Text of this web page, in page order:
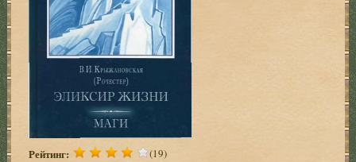
Рейтинг: (19)